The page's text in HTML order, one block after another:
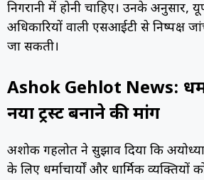
निगरानी में होनी चाहिए। उनके अनुसार,
अधिकारियों वाली एसआईटी से निष्पक्ष
जा सकती।
Ashok Gehlot News:
नया ट्रस्ट बनाने की मांग
अशोक गहलोत ने सुझाव दिया कि
के लिए धर्माचार्यों और धार्मिक व्यक्तियों